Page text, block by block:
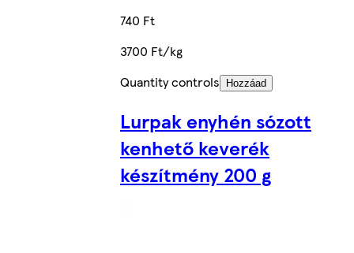
740 Ft
3700 Ft/kg
Quantity controls
Hozzáad
Lurpak enyhén sózott
kenhető keverék
készítmény 200 g